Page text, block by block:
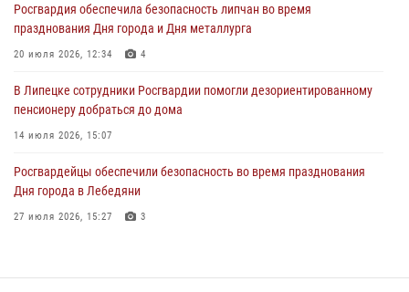
вопросов и ответов
29 июля 2026, 15:05 2
Росгвардия обеспечила безопасность липчан во время
празднования Дня города и Дня металлурга
20 июля 2026, 12:34 4
В Липецке сотрудники Росгвардии помогли дезориентированному
пенсионеру добраться до дома
14 июля 2026, 15:07
Росгвардейцы обеспечили безопасность во время празднования
Дня города в Лебедяни
27 июля 2026, 15:27 3